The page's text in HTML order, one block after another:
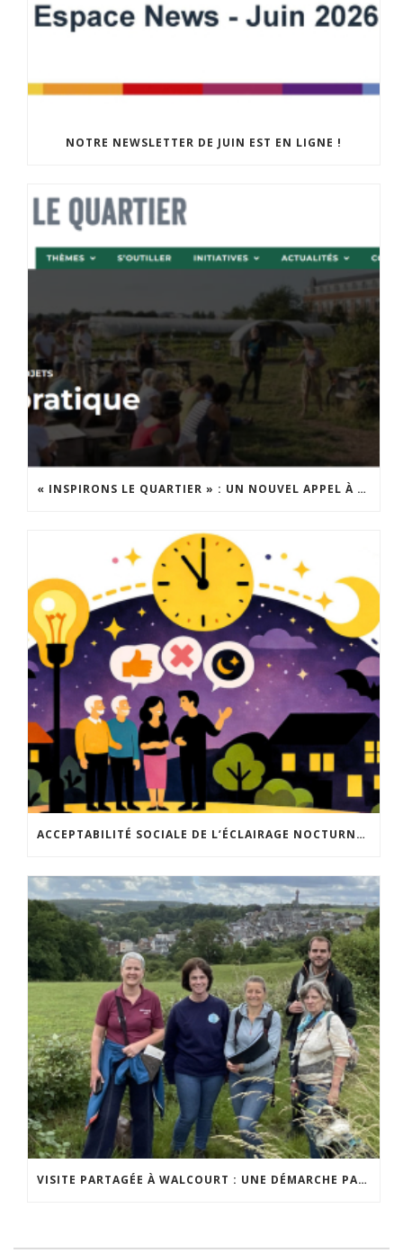
NOTRE NEWSLETTER DE JUIN EST EN LIGNE !
« INSPIRONS LE QUARTIER » : UN NOUVEL APPEL À PROJETS EST LANCÉ !
ACCEPTABILITÉ SOCIALE DE L’ÉCLAIRAGE NOCTURNE : LE REPLAY EST DISPONIBLE
VISITE PARTAGÉE À WALCOURT : UNE DÉMARCHE PARTICIPATIVE ANIMÉE PAR ESPACE ENVIRONNEMENT